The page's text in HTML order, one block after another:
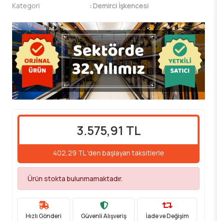
Kategori
: Demirci İşkencesi
3.575,91 TL
402,29 TL 'den başlayan taksitlerle
Ürün stokta bulunmamaktadır.
Hızlı Gönderi Güvenli Alışveriş İade ve Değişim